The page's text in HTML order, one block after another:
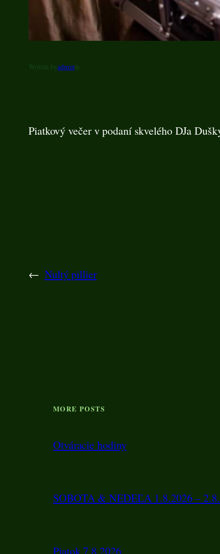
Written byadminin
Piatkový večer v podaní skvelého DJa
← Nultý pillier
MORE POSTS
Otváracie hodiny
SOBOTA & NEDEĽA 1.8.2026 –
Piatok 7.8.2026